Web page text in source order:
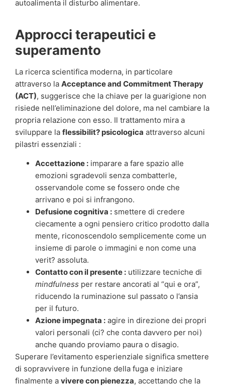
autoalimenta il disturbo alimentare.
Approcci terapeutici e
superamento
La ricerca scientifica moderna, in particolare
attraverso la Acceptance and Commitment Therapy
(ACT), suggerisce che la chiave per la guarigione non
risiede nell’eliminazione del dolore, ma nel cambiare la
propria relazione con esso. Il trattamento mira a
sviluppare la flessibilit? psicologica attraverso alcuni
pilastri essenziali :
Accettazione : imparare a fare spazio alle
emozioni sgradevoli senza combatterle,
osservandole come se fossero onde che
arrivano e poi si infrangono.
Defusione cognitiva : smettere di credere
ciecamente a ogni pensiero critico prodotto dalla
mente, riconoscendolo semplicemente come un
insieme di parole o immagini e non come una
verit? assoluta.
Contatto con il presente : utilizzare tecniche di
mindfulness per restare ancorati al “qui e ora”,
riducendo la ruminazione sul passato o l’ansia
per il futuro.
Azione impegnata : agire in direzione dei propri
valori personali (ci? che conta davvero per noi)
anche quando proviamo paura o disagio.
Superare l’evitamento esperienziale significa smettere
di sopravvivere in funzione della fuga e iniziare
finalmente a vivere con pienezza, accettando che la